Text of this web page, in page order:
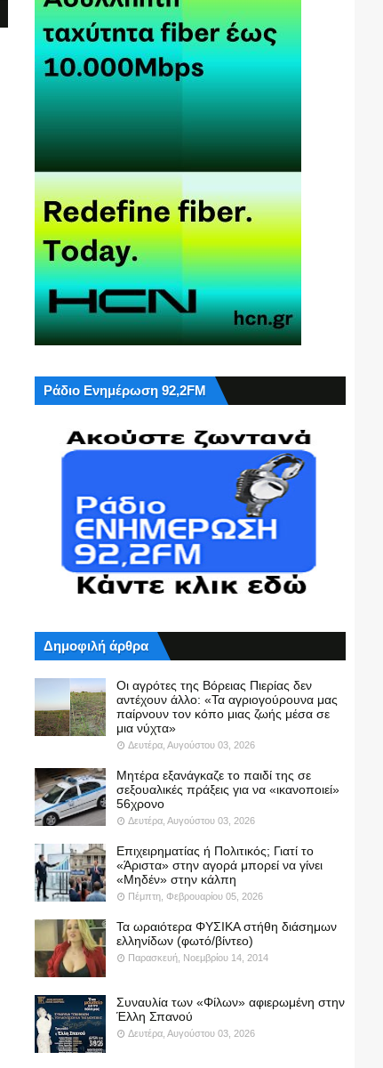
Ράδιο Ενημέρωση 92,2FM
Δημοφιλή άρθρα
Οι αγρότες της Βόρειας Πιερίας δεν
αντέχουν άλλο: «Τα αγριογούρουνα μας
παίρνουν τον κόπο μιας ζωής μέσα σε
μια νύχτα»
Δευτέρα, Αυγούστου 03, 2026
Μητέρα εξανάγκαζε το παιδί της σε
σεξουαλικές πράξεις για να «ικανοποιεί»
56χρονο
Δευτέρα, Αυγούστου 03, 2026
Επιχειρηματίας ή Πολιτικός; Γιατί το
«Άριστα» στην αγορά μπορεί να γίνει
«Μηδέν» στην κάλπη
Πέμπτη, Φεβρουαρίου 05, 2026
Τα ωραιότερα ΦΥΣΙΚΑ στήθη διάσημων
ελληνίδων (φωτό/βίντεο)
Παρασκευή, Νοεμβρίου 14, 2014
Συναυλία των «Φίλων» αφιερωμένη στην
Έλλη Σπανού
Δευτέρα, Αυγούστου 03, 2026